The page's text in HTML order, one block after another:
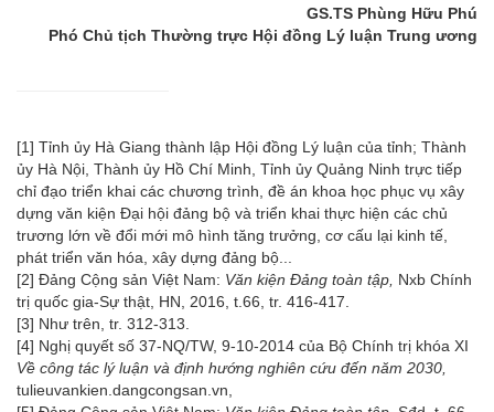
GS.TS Phùng Hữu Phú
Phó Chủ tịch Thường trực Hội đồng Lý luận Trung ương
[1] Tỉnh ủy Hà Giang thành lập Hội đồng Lý luận của tỉnh; Thành
ủy Hà Nội, Thành ủy Hồ Chí Minh, Tỉnh ủy Quảng Ninh trực tiếp
chỉ đạo triển khai các chương trình, đề án khoa học phục vụ xây
dựng văn kiện Đại hội đảng bộ và triển khai thực hiện các chủ
trương lớn về đổi mới mô hình tăng trưởng, cơ cấu lại kinh tế,
phát triển văn hóa, xây dựng đảng bộ...
[2] Đảng Cộng sản Việt Nam: Văn kiện Đảng toàn tập, Nxb Chính
trị quốc gia-Sự thật, HN, 2016, t.66, tr. 416-417.
[3] Như trên, tr. 312-313.
[4] Nghị quyết số 37-NQ/TW, 9-10-2014 của Bộ Chính trị khóa XI
Về công tác lý luận và định hướng nghiên cứu đến năm 2030,
tulieuvankien.dangcongsan.vn,